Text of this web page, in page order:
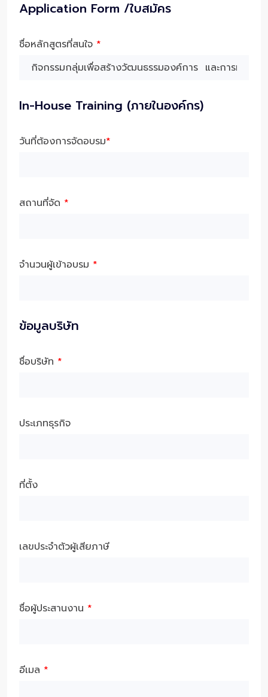
Application Form /ใบสมัคร
ชื่อหลักสูตรที่สนใจ *
In-House Training (ภายในองค์กร)
วันที่ต้องการจัดอบรม*
สถานที่จัด *
จำนวนผู้เข้าอบรม *
ข้อมูลบริษัท
ชื่อบริษัท *
ประเภทธุรกิจ
ที่ตั้ง
เลขประจำตัวผู้เสียภาษี
ชื่อผู้ประสานงาน *
อีเมล *